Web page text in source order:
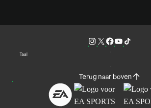
Taal
Terug naar boven